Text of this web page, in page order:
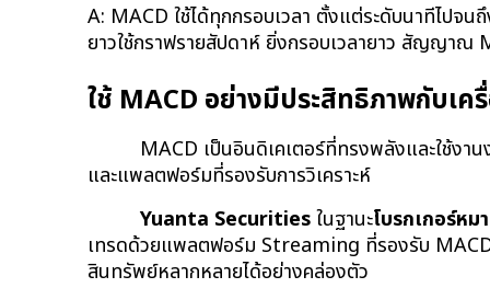
A: MACD ใช้ได้ทุกกรอบเวลา ตั้งแต่ระดับนาทีไปจ
ยาวใช้กราฟรายสัปดาห์ ยิ่งกรอบเวลายาว สัญญาณ
ใช้ MACD อย่างมีประสิทธิภาพกับเ
MACD เป็นอินดิเคเตอร์ที่ทรงพลังและใช้ง
และแพลตฟอร์มที่รองรับการวิเคราะห์
Yuanta Securities ในฐานะโบรกเกอร์หม
เทรดด้วยแพลตฟอร์ม Streaming ที่รองรับ
สินทรัพย์หลากหลายได้อย่างคล่องตัว